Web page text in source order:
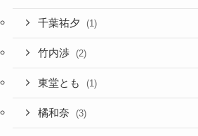
千葉祐夕 (1)
竹内渉 (2)
東堂とも (1)
橘和奈 (3)